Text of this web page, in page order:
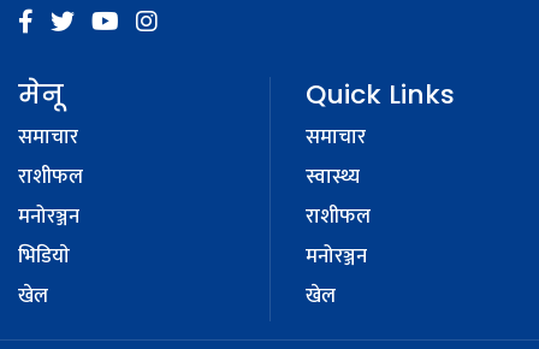
मेनू
समाचार
राशीफल
मनोरञ्जन
भिडियाे
खेल
Quick Links
समाचार
स्वास्थ्य
राशीफल
मनोरञ्जन
खेल